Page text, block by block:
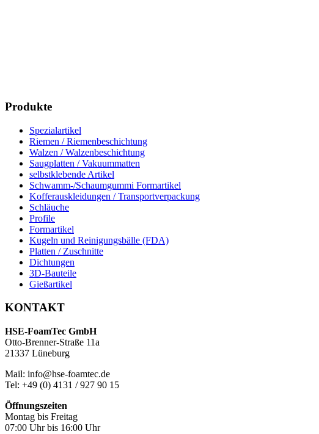
Produkte
Spezialartikel
Riemen / Riemenbeschichtung
Walzen / Walzenbeschichtung
Saugplatten / Vakuummatten
selbstklebende Artikel
Schwamm-/Schaumgummi Formartikel
Kofferauskleidungen / Transportverpackung
Schläuche
Profile
Formartikel
Kugeln und Reinigungsbälle (FDA)
Platten / Zuschnitte
Dichtungen
3D-Bauteile
Gießartikel
KONTAKT
HSE-FoamTec GmbH
Otto-Brenner-Straße 11a
21337 Lüneburg
Mail: info@hse-foamtec.de
Tel: +49 (0) 4131 / 927 90 15
Öffnungszeiten
Montag bis Freitag
07:00 Uhr bis 16:00 Uhr